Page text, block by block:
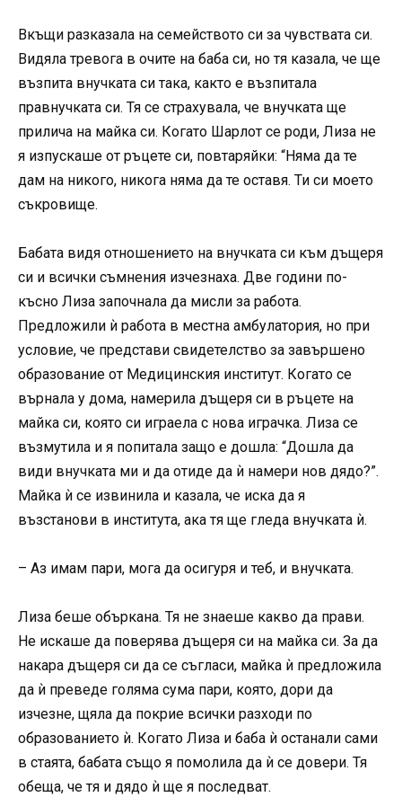
Вкъщи разказала на семейството си за чувствата си.
Видяла тревога в очите на баба си, но тя казала, че ще
възпита внучката си така, както е възпитала
правнучката си. Тя се страхувала, че внучката ще
прилича на майка си. Когато Шарлот се роди, Лиза не
я изпускаше от ръцете си, повтаряйки: “Няма да те
дам на никого, никога няма да те оставя. Ти си моето
съкровище.
Бабата видя отношението на внучката си към дъщеря
си и всички съмнения изчезнаха. Две години по-
късно Лиза започнала да мисли за работа.
Предложили ѝ работа в местна амбулатория, но при
условие, че представи свидетелство за завършено
образование от Медицинския институт. Когато се
върнала у дома, намерила дъщеря си в ръцете на
майка си, която си играела с нова играчка. Лиза се
възмутила и я попитала защо е дошла: “Дошла да
види внучката ми и да отиде да ѝ намери нов дядо?”.
Майка ѝ се извинила и казала, че иска да я
възстанови в института, ака тя ще гледа внучката ѝ.
– Аз имам пари, мога да осигуря и теб, и внучката.
Лиза беше объркана. Тя не знаеше какво да прави.
Не искаше да поверява дъщеря си на майка си. За да
накара дъщеря си да се съгласи, майка ѝ предложила
да ѝ преведе голяма сума пари, която, дори да
изчезне, щяла да покрие всички разходи по
образованието ѝ. Когато Лиза и баба ѝ останали сами
в стаята, бабата също я помолила да ѝ се довери. Тя
обеща, че тя и дядо ѝ ще я последват.